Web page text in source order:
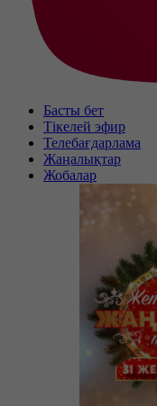
Басты бет
Тікелей эфир
Телебағдарлама
Жаңалықтар
Жобалар